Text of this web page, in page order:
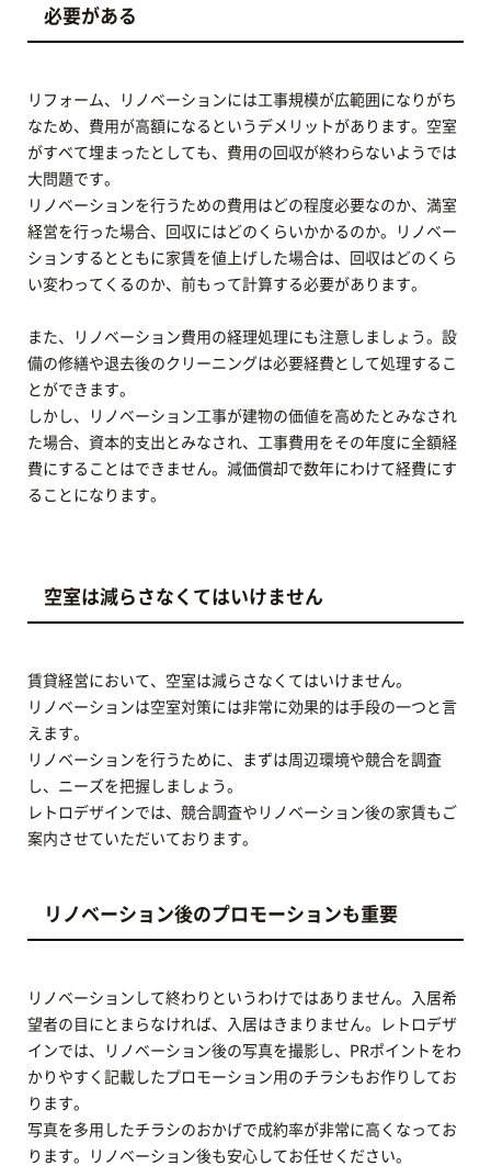
必要がある
リフォーム、リノベーションには工事規模が広範囲になりがち
なため、費用が高額になるというデメリットがあります。空室
がすべて埋まったとしても、費用の回収が終わらないようでは
大問題です。
リノベーションを行うための費用はどの程度必要なのか、満室
経営を行った場合、回収にはどのくらいかかるのか。リノベー
ションするとともに家賃を値上げした場合は、回収はどのくら
い変わってくるのか、前もって計算する必要があります。
また、リノベーション費用の経理処理にも注意しましょう。設
備の修繕や退去後のクリーニングは必要経費として処理するこ
とができます。
しかし、リノベーション工事が建物の価値を高めたとみなされ
た場合、資本的支出とみなされ、工事費用をその年度に全額経
費にすることはできません。減価償却で数年にわけて経費にす
ることになります。
空室は減らさなくてはいけません
賃貸経営において、空室は減らさなくてはいけません。
リノベーションは空室対策には非常に効果的は手段の一つと言
えます。
リノベーションを行うために、まずは周辺環境や競合を調査
し、ニーズを把握しましょう。
レトロデザインでは、競合調査やリノベーション後の家賃もご
案内させていただいております。
リノベーション後のプロモーションも重要
リノベーションして終わりというわけではありません。入居希
望者の目にとまらなければ、入居はきまりません。レトロデザ
インでは、リノベーション後の写真を撮影し、PRポイントをわ
かりやすく記載したプロモーション用のチラシもお作りしてお
ります。
写真を多用したチラシのおかげで成約率が非常に高くなってお
ります。リノベーション後も安心してお任せください。